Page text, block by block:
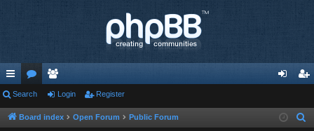
ui
ck
or
u
e
m in ist
Search Login Register
Board index Open Forum Public Forum